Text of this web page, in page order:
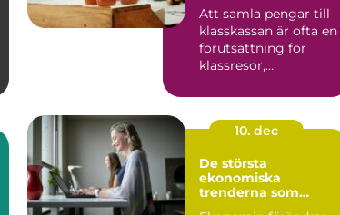
Att samla pengar till
klasskassan är ofta en
förutsättning för
klassresor,
och a...
10. dec
De största
ekonomiska
trenderna som